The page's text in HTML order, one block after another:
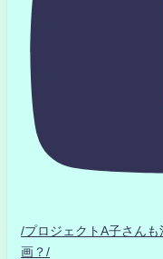
/プロジェクトA子さん
画？/